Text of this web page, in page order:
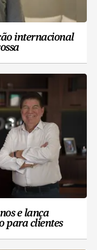
internacional
e lança
para clientes